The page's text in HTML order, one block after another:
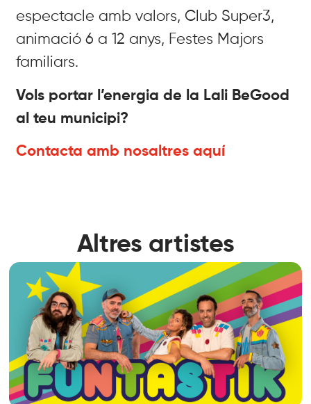
espectacle amb valors, Club Super3,
animació 6 a 12 anys, Festes Majors
familiars.
Vols portar l’energia de la Lali BeGood
al teu municipi?
Contacta amb nosaltres aquí
Altres artistes